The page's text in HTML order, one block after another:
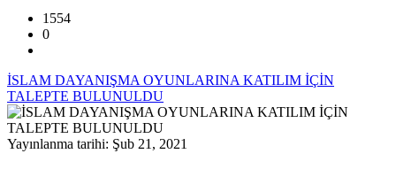
1554
0
İSLAM DAYANIŞMA OYUNLARINA KATILIM İÇİN
TALEPTE BULUNULDU
Yayınlanma tarihi: Şub 21, 2021